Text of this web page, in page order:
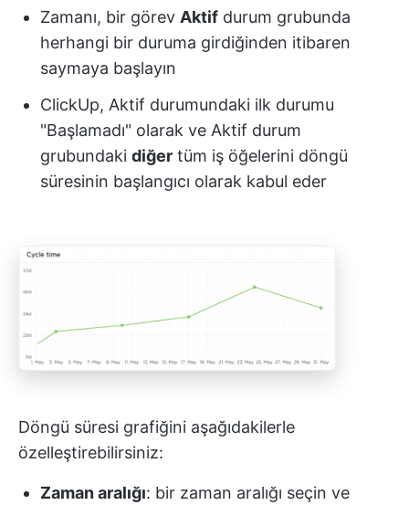
Zamanı, bir görev Aktif durum grubunda
herhangi bir duruma girdiğinden itibaren
saymaya başlayın
ClickUp, Aktif durumundaki ilk durumu
"Başlamadı" olarak ve Aktif durum
grubundaki diğer tüm iş öğelerini döngü
süresinin başlangıcı olarak kabul eder
Döngü süresi grafiğini aşağıdakilerle
özelleştirebilirsiniz:
Zaman aralığı: bir zaman aralığı seçin ve